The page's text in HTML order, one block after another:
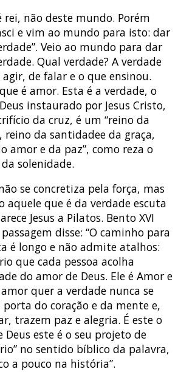
rei, não deste mundo. Porém
e vim ao mundo para isto: dar
Veio ao mundo para dar
Qual verdade? A verdade
de falar e o que ensinou.
é amor. Esta é a verdade, o
instaurado por Jesus Cristo,
da cruz, é um “reino da
reino da santidadee da graça,
amor e da paz”, como reza o
solenidade.
se concretiza pela força, mas
aquele que é da verdade escuta
Jesus a Pilatos. Bento XVI
disse: “O caminho para
é longo e não admite atalhos:
que cada pessoa acolha
do amor de Deus. Ele é Amor e
quer a verdade nunca se
do coração e da mente e,
trazem paz e alegria. É este o
este é o seu projeto de
no sentido bíblico da palavra,
a pouco na história”.